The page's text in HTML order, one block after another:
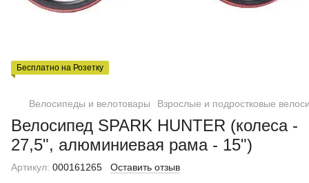
Бесплатно на Розетку
Велосипеды и велотовары Взрослые и подростковые
Велосипед SPARK HUNTER (колеса -
27,5", алюминиевая рама - 15")
Артикул: 000161265 Оставить отзыв